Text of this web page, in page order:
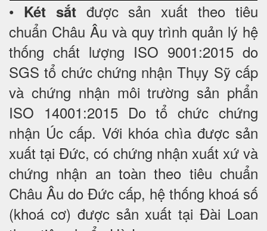
• Két sắt được sản xuất theo tiêu
chuẩn Châu Âu và quy trình quản lý hệ
thống chất lượng ISO 9001:2015 do
SGS tổ chức chứng nhận Thụy Sỹ cấp
và chứng nhận môi trường sản phẩn
ISO 14001:2015 Do tổ chức chứng
nhận Úc cấp. Với khóa chìa được sản
xuất tại Đức, có chứng nhận xuất xứ và
chứng nhận an toàn theo tiêu chuẩn
Châu Âu do Đức cấp, hệ thống khoá số
(khoá cơ) được sản xuất tại Đài Loan